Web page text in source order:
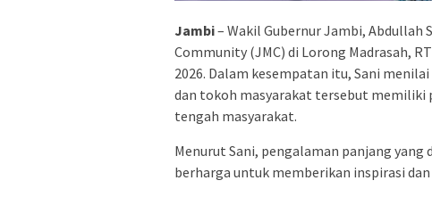
Jambi– Wakil Gubernur Jambi, Abdullah
Community (JMC) di Lorong Madrasah,
2026. Dalam kesempatan itu, Sani
dan tokoh masyarakat tersebut memiliki
tengah masyarakat.
Menurut Sani, pengalaman panjang
berharga untuk memberikan inspirasi